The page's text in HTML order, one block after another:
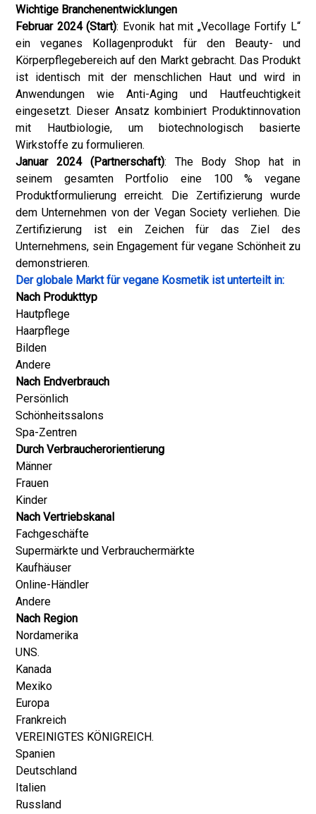
Wichtige Branchenentwicklungen
Februar 2024 (Start): Evonik hat mit „Vecollage Fortify L“
ein veganes Kollagenprodukt für den Beauty- und
Körperpflegebereich auf den Markt gebracht. Das Produkt
ist identisch mit der menschlichen Haut und wird in
Anwendungen wie Anti-Aging und Hautfeuchtigkeit
eingesetzt. Dieser Ansatz kombiniert Produktinnovation
mit Hautbiologie, um biotechnologisch basierte
Wirkstoffe zu formulieren.
Januar 2024 (Partnerschaft): The Body Shop hat in
seinem gesamten Portfolio eine 100 % vegane
Produktformulierung erreicht. Die Zertifizierung wurde
dem Unternehmen von der Vegan Society verliehen. Die
Zertifizierung ist ein Zeichen für das Ziel des
Unternehmens, sein Engagement für vegane Schönheit zu
demonstrieren.
Der globale Markt für vegane Kosmetik ist unterteilt in:
Nach Produkttyp
Hautpflege
Haarpflege
Bilden
Andere
Nach Endverbrauch
Persönlich
Schönheitssalons
Spa-Zentren
Durch Verbraucherorientierung
Männer
Frauen
Kinder
Nach Vertriebskanal
Fachgeschäfte
Supermärkte und Verbrauchermärkte
Kaufhäuser
Online-Händler
Andere
Nach Region
Nordamerika
UNS.
Kanada
Mexiko
Europa
Frankreich
VEREINIGTES KÖNIGREICH.
Spanien
Deutschland
Italien
Russland